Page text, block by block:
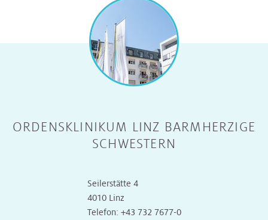
ORDENSKLINIKUM LINZ BARMHERZIGE
SCHWESTERN
Seilerstätte 4
4010 Linz
Telefon: +43 732 7677-0